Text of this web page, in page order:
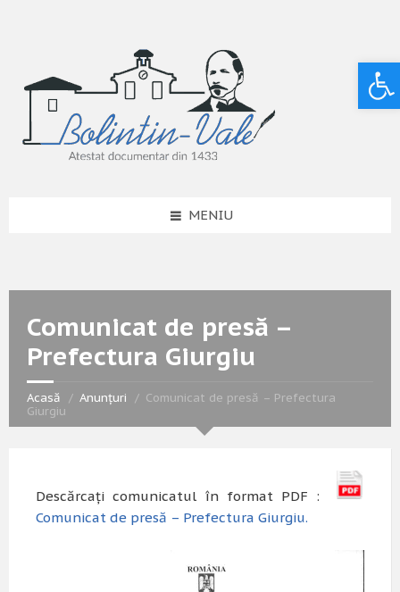
MENIU
Comunicat de presă –
Prefectura Giurgiu
Acasă Anunțuri
Comunicat de presă – Prefectura
Giurgiu
Descărcați comunicatul în format PDF :
Comunicat de presă – Prefectura Giurgiu.
Deschide bara de unelte